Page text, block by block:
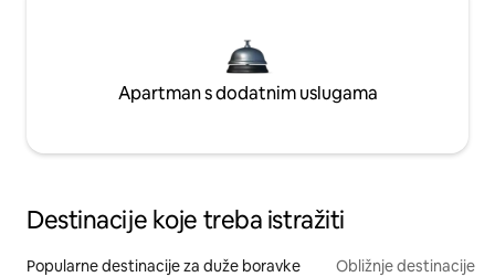
Apartman s dodatnim uslugama
Destinacije koje treba istražiti
Popularne destinacije za duže boravke Obližnje destinacije